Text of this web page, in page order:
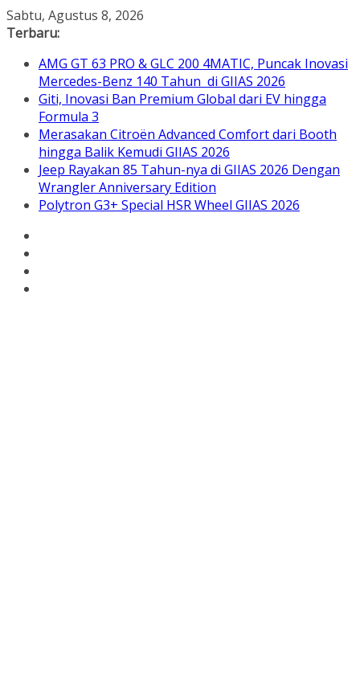
Skip
to
Sabtu, Agustus 8, 2026
Terbaru:
AMG GT 63 PRO & GLC 200 4MATIC, Puncak Inovasi
Mercedes-Benz 140 Tahun di GIIAS 2026
Giti, Inovasi Ban Premium Global dari EV hingga
Formula 3
Merasakan Citroën Advanced Comfort dari Booth
hingga Balik Kemudi GIIAS 2026
Jeep Rayakan 85 Tahun-nya di GIIAS 2026 Dengan
Wrangler Anniversary Edition
Polytron G3+ Special HSR Wheel GIIAS 2026